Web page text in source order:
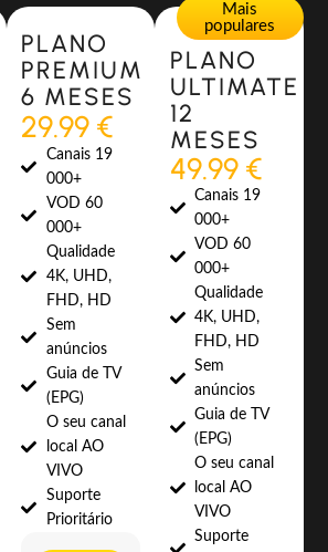
Most Popular
PLANO
PREMIUM
6 MESES
29.99 €
Canais 19
000+
VOD 60
000+
Qualidade
4K, UHD,
FHD, HD
Sem
anúncios
Guia de TV
(EPG)
O seu canal
local AO
VIVO
Suporte
Prioritário
Mais
populares
PLANO
ULTIMATE
12
MESES
49.99 €
Canais 19
000+
VOD 60
000+
Qualidade
4K, UHD,
FHD, HD
Sem
anúncios
Guia de TV
(EPG)
O seu canal
local AO
VIVO
Suporte